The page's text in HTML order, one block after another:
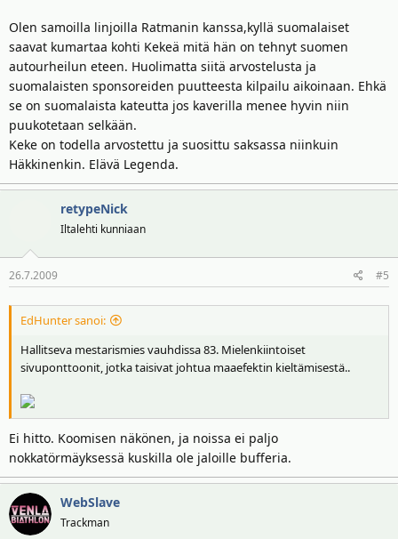
Olen samoilla linjoilla Ratmanin kanssa,kyllä suomalaiset
saavat kumartaa kohti Kekeä mitä hän on tehnyt suomen
autourheilun eteen. Huolimatta siitä arvostelusta ja
suomalaisten sponsoreiden puutteesta kilpailu aikoinaan. Ehkä
se on suomalaista kateutta jos kaverilla menee hyvin niin
puukotetaan selkään.
Keke on todella arvostettu ja suosittu saksassa niinkuin
Häkkinenkin. Elävä Legenda.
retypeNick
Iltalehti kunniaan
26.7.2009 #5
EdHunter sanoi:
Hallitseva mestarismies vauhdissa 83. Mielenkiintoiset
sivuponttoonit, jotka taisivat johtua maaefektin kieltämisestä..
Ei hitto. Koomisen näkönen, ja noissa ei paljo
nokkatörmäyksessä kuskilla ole jaloille bufferia.
WebSlave
Trackman